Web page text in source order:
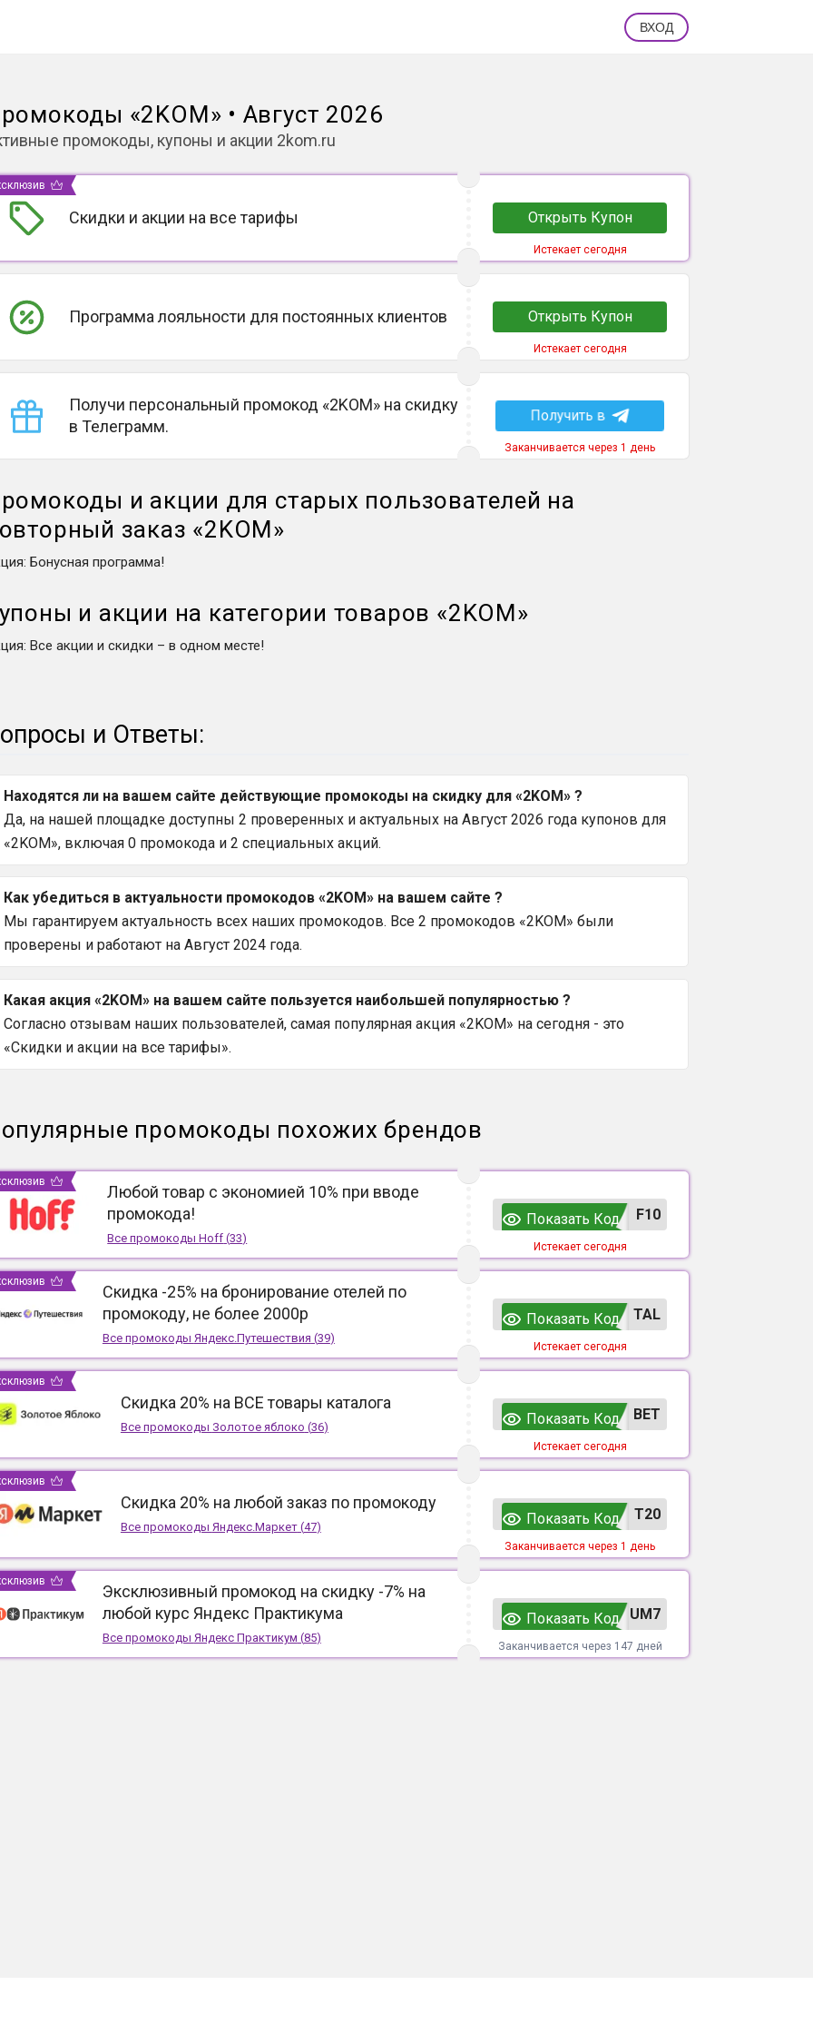
ВХОД
«2KOM» • Август 2026
промокоды, купоны и акции 2kom.ru
Скидки и акции на все тарифы Открыть Купон
Истекает сегодня
Программа лояльности для постоянных клиентов Открыть Купон
Истекает сегодня
Получи персональный промокод «2KOM» на скидку
в Телеграмм.
Получить в
Заканчивается через 1 день
и акции для старых пользователей на
заказ «2KOM»
: Бонусная программа!
и акции на категории товаров «2KOM»
: Все акции и скидки – в одном месте!
и Ответы:
Находятся ли на вашем сайте действующие промокоды на скидку для «2KOM» ?
Да, на нашей площадке доступны 2 проверенных и актуальных на Август 2026 года купонов для
«2KOM», включая 0 промокода и 2 специальных акций.
Как убедиться в актуальности промокодов «2KOM» на вашем сайте ?
Мы гарантируем актуальность всех наших промокодов. Все 2 промокодов «2KOM» были
проверены и работают на Август 2024 года.
Какая акция «2KOM» на вашем сайте пользуется наибольшей популярностью ?
Согласно отзывам наших пользователей, самая популярная акция «2KOM» на сегодня - это
«Скидки и акции на все тарифы».
промокоды похожих брендов
Любой товар с экономией 10% при вводе
промокода!
Все промокодыHoff (33)
F10
Показать Код
Истекает сегодня
Скидка -25% на бронирование отелей по
промокоду, не более 2000р
Все промокоды Яндекс.Путешествия (39)
TAL
Показать Код
Истекает сегодня
Скидка 20% на ВСЕ товары каталога
Все промокоды Золотое яблоко (36)
ВЕТ
Показать Код
Истекает сегодня
Скидка 20% на любой заказ по промокоду
Все промокоды Яндекс.Маркет(47)
T20
Показать Код
Заканчивается через 1 день
Эксклюзивный промокод на скидку -7% на
любой курс Яндекс Практикума
Все промокоды Яндекс Практикум (85)
UM7
Показать Код
Заканчивается через 147 дней